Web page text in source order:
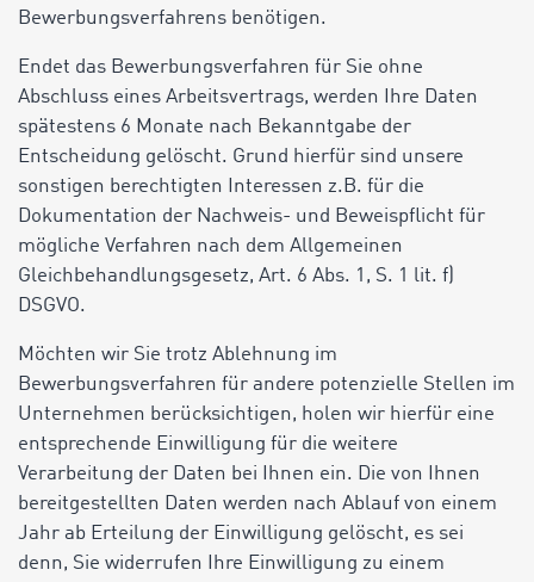
Bewerbungsverfahrens benötigen.
Endet das Bewerbungsverfahren für Sie ohne
Abschluss eines Arbeitsvertrags, werden Ihre Daten
spätestens 6 Monate nach Bekanntgabe der
Entscheidung gelöscht. Grund hierfür sind unsere
sonstigen berechtigten Interessen z.B. für die
Dokumentation der Nachweis- und Beweispflicht für
mögliche Verfahren nach dem Allgemeinen
Gleichbehandlungsgesetz, Art. 6 Abs. 1, S. 1 lit. f)
DSGVO.
Möchten wir Sie trotz Ablehnung im
Bewerbungsverfahren für andere potenzielle Stellen im
Unternehmen berücksichtigen, holen wir hierfür eine
entsprechende Einwilligung für die weitere
Verarbeitung der Daten bei Ihnen ein. Die von Ihnen
bereitgestellten Daten werden nach Ablauf von einem
Jahr ab Erteilung der Einwilligung gelöscht, es sei
denn, Sie widerrufen Ihre Einwilligung zu einem